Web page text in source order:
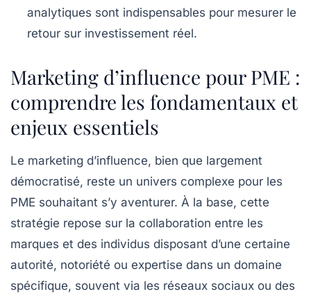
analytiques sont indispensables pour mesurer le
retour sur investissement réel.
Marketing d’influence pour PME :
comprendre les fondamentaux et
enjeux essentiels
Le marketing d’influence, bien que largement
démocratisé, reste un univers complexe pour les
PME souhaitant s’y aventurer. À la base, cette
stratégie repose sur la collaboration entre les
marques et des individus disposant d’une certaine
autorité, notoriété ou expertise dans un domaine
spécifique, souvent via les réseaux sociaux ou des